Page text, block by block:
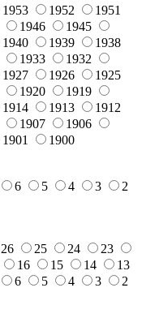
1953 1952
1951
1946
1945
1940 1939
1938
1933
1932
1927 1926
1925
1920
1919
1914 1913
1912
1907
1906
1901 1900
6 5 4 3
2
26 25 24
23
16 15 14
13
6 5 4 3
2